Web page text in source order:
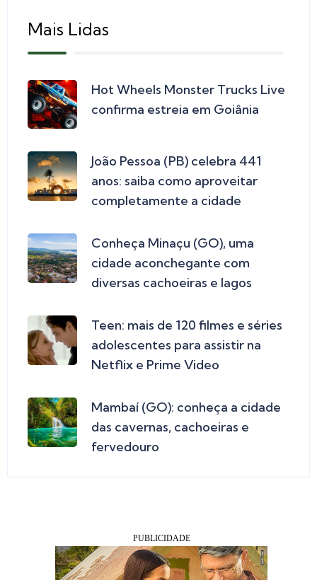
Mais Lidas
Hot Wheels Monster Trucks Live
confirma estreia em Goiânia
João Pessoa (PB) celebra 441
anos: saiba como aproveitar
completamente a cidade
Conheça Minaçu (GO), uma
cidade aconchegante com
diversas cachoeiras e lagos
Teen: mais de 120 filmes e séries
adolescentes para assistir na
Netflix e Prime Video
Mambaí (GO): conheça a cidade
das cavernas, cachoeiras e
fervedouro